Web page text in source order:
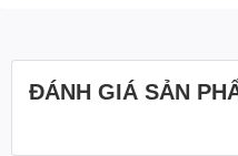
ĐÁNH GIÁ SẢN